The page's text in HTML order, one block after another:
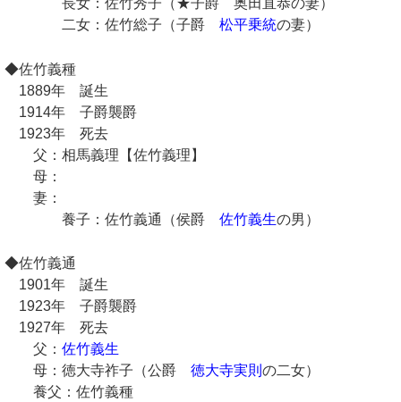
長女：佐竹秀子（★子爵 奥田直恭の妻）
二女：佐竹総子（子爵 松平乗統の妻）
◆佐竹義種
1889年 誕生
1914年 子爵襲爵
1923年 死去
父：相馬義理【佐竹義理】
母：
妻：
養子：佐竹義通（侯爵 佐竹義生の男）
◆佐竹義通
1901年 誕生
1923年 子爵襲爵
1927年 死去
父： 佐竹義生
母：徳大寺祚子（公爵 徳大寺実則 の二女）
養父：佐竹義種